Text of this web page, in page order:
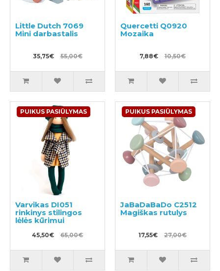
Little Dutch 7069
Mini darbastalis
35,75€ 55,00€
Quercetti Q0920
Mozaika
7,88€ 10,50€
PUIKUS PASIŪLYMAS
Varvikas DI051
rinkinys stilingos
lėlės kūrimui
45,50€ 65,00€
PUIKUS PASIŪLYMAS
JaBaDaBaDo C2512
Magiškas rutulys
17,55€ 27,00€